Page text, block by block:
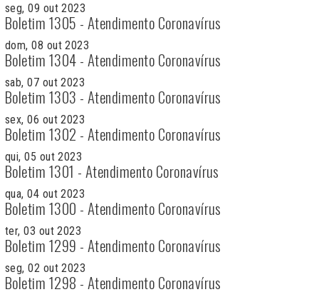
seg, 09 out 2023
Boletim 1305 - Atendimento Coronavírus
dom, 08 out 2023
Boletim 1304 - Atendimento Coronavírus
sab, 07 out 2023
Boletim 1303 - Atendimento Coronavírus
sex, 06 out 2023
Boletim 1302 - Atendimento Coronavírus
qui, 05 out 2023
Boletim 1301 - Atendimento Coronavírus
qua, 04 out 2023
Boletim 1300 - Atendimento Coronavírus
ter, 03 out 2023
Boletim 1299 - Atendimento Coronavírus
seg, 02 out 2023
Boletim 1298 - Atendimento Coronavírus